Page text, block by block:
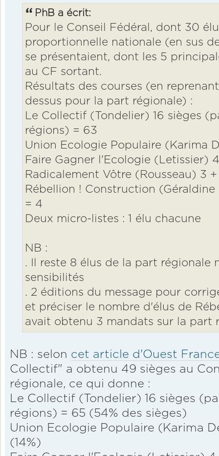
PhB a écrit:
Pour le Conseil Fédéral, dont 30
proportionnelle nationale (en sus
se présentaient, dont les 5
au CF sortant.
Résultats des courses (en
dessus pour la part régionale) :
Le Collectif (Tondelier) 16 sièges
régions) = 63
Union Ecologie Populaire (Karima
Faire Gagner l'Ecologie (Letissier)
Radicalement Vôtre (Rousseau) 3 +
Rébellion ! Construction (Géraldine
= 4
Deux micro-listes : 1 élu chacune
NB :
. Il reste 8 élus de la part régionale
sensibilités
. 2 éditions du message pour
et préciser le nombre d'élus de
avait obtenu 3 mandats sur la part
NB : selon cet article d'Ouest
Collectif" a obtenu 49 sièges au
régionale, ce qui donne :
Le Collectif (Tondelier) 16 sièges
régions) = 65 (54% des sièges)
Union Ecologie Populaire (Karima
(14%)